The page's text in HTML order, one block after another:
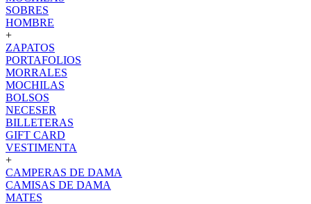
SOBRES
HOMBRE
+
ZAPATOS
PORTAFOLIOS
MORRALES
MOCHILAS
BOLSOS
NECESER
BILLETERAS
GIFT CARD
VESTIMENTA
+
CAMPERAS DE DAMA
CAMISAS DE DAMA
MATES